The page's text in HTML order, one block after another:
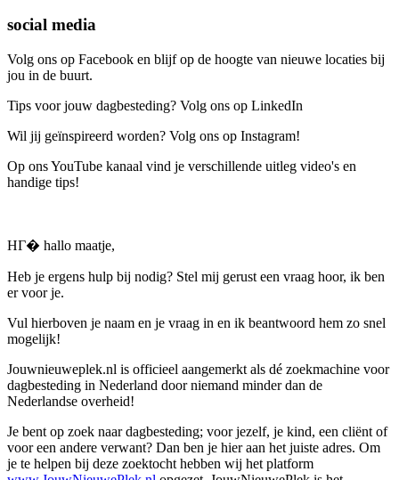
social media
Volg ons op Facebook en blijf op de hoogte van nieuwe locaties bij
jou in de buurt.
Tips voor jouw dagbesteding? Volg ons op LinkedIn
Wil jij geïnspireerd worden? Volg ons op Instagram!
Op ons YouTube kanaal vind je verschillende uitleg video's en
handige tips!
HГ� hallo maatje,
Heb je ergens hulp bij nodig? Stel mij gerust een vraag hoor, ik ben
er voor je.
Vul hierboven je naam en je vraag in en ik beantwoord hem zo snel
mogelijk!
Jouwnieuweplek.nl is officieel aangemerkt als dé zoekmachine voor
dagbesteding in Nederland door niemand minder dan de
Nederlandse overheid!
Je bent op zoek naar dagbesteding; voor jezelf, je kind, een cliënt of
voor een andere verwant? Dan ben je hier aan het juiste adres. Om
je te helpen bij deze zoektocht hebben wij het platform